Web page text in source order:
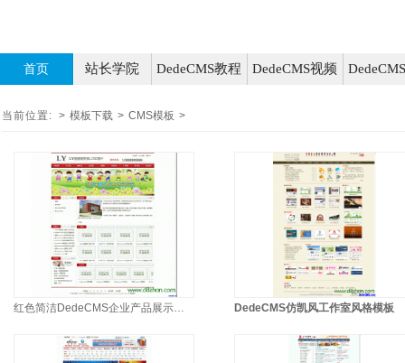
首页 站长学院 DedeCMS教程 DedeCMS视频
当前位置: > 模板下载 > CMS模板 >
红色简洁DedeCMS企业产品展示模板 DedeCMS仿凯风工作室风格模板